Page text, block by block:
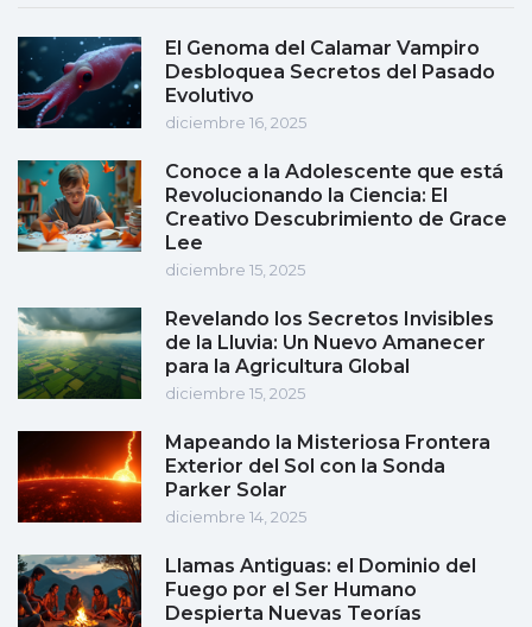
El Genoma del Calamar Vampiro
Desbloquea Secretos del Pasado
Evolutivo
diciembre 16, 2025
Conoce a la Adolescente que está
Revolucionando la Ciencia: El
Creativo Descubrimiento de Grace
Lee
diciembre 15, 2025
Revelando los Secretos Invisibles
de la Lluvia: Un Nuevo Amanecer
para la Agricultura Global
diciembre 15, 2025
Mapeando la Misteriosa Frontera
Exterior del Sol con la Sonda
Parker Solar
diciembre 14, 2025
Llamas Antiguas: el Dominio del
Fuego por el Ser Humano
Despierta Nuevas Teorías